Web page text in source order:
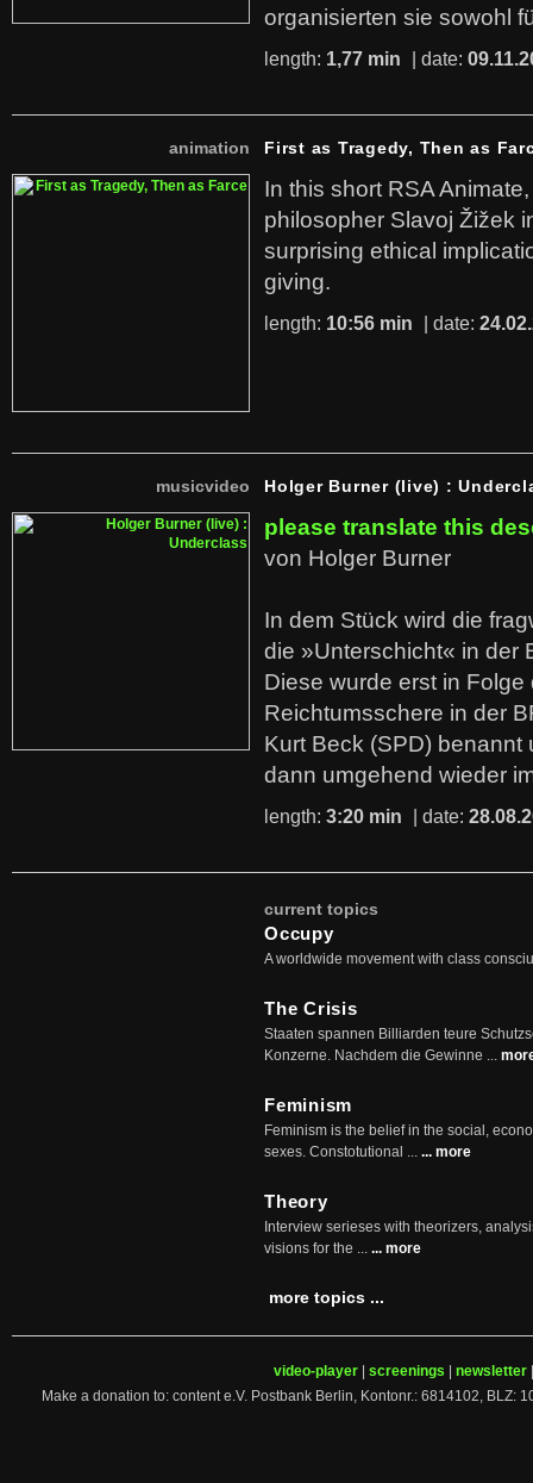
organisierten sie sowohl
length: 1,77 min | date:
animation First as Tragedy, Then as
In this short RSA
philosopher Slavoj Žižek
surprising ethical
giving.
length: 10:56 min | date:
musicvideo Holger Burner (live) :
please translate this
von Holger Burner
In dem Stück wird die
die »Unterschicht« in der
Diese wurde erst in
Reichtumsschere in der
Kurt Beck (SPD)
dann umgehend wieder
length: 3:20 min | date:
current topics
Occupy
A worldwide movement with class
The Crisis
Staaten spannen Billiarden teure
Konzerne. Nachdem die Gewinne ...
Feminism
Feminism is the belief in the social,
sexes. Constotutional ... ... more
Theory
Interview serieses with theorizers,
visions for the ... ... more
more topics ...
video-player screenings newsletter
Make a donation to: content e.V. Postbank Berlin, Kontonr.: 6814102, BLZ: